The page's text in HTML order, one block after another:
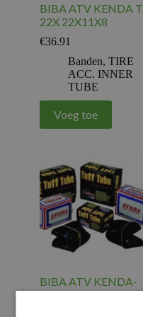
BIBA ATV KENDA T
22X 22X11X8
€36.91
Banden, TIRE
ACC. INNER
TUBE
Voeg toe
BIBA ATV KENDA-
16X65/75X8-TR13